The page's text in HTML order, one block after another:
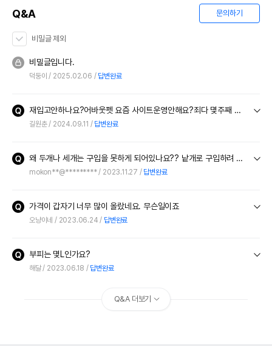
Q&A 문의하기
비밀글 제외
비밀글입니다.
덕둥이 2025.02.06 답변완료
재입고안하나요?어바웃펫 요즘 사이트운영안해요?죄다 몇주째 입고안하는데
길원춘 2024.09.11 답변완료
왜 두개나 세개는 구입을 못하게 되어있나요?? 낱개로 구입하려 하면 최대 한개만 구매할수있다고 뜹니다
mokon**@********* 2023.11.27 답변완료
가격이 갑자기 너무 많이 올랐네요. 무슨일이죠
오냥이네 2023.06.24 답변완료
부피는 몇L인가요?
해달 2023.06.18 답변완료
Q&A 더보기